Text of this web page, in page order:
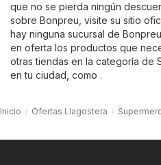
que no se pierda ningún
sobre Bonpreu, visite su sitio
hay ninguna sucursal de
en oferta los productos que
otras tiendas en la categoría de
en tu ciudad, como .
Inicio Ofertas Llagostera